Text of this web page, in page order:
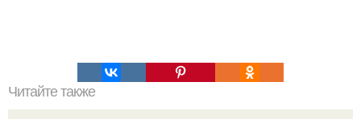
Читайте также